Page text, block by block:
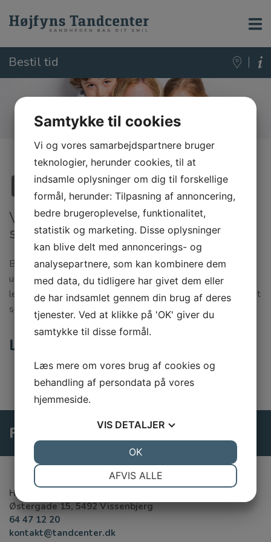
Bestil tid
Bliv en del af os
Vi ønsker at tiltrække gode og
stabile medarbejdere til vores team
Bliv en del af et ambitiøst og motiveret team. Vi er altid på
udkik efter kompetente medarbejdere. Måske er der ingen
ledige stillinger i øjeblikket, men du er altid velkommen til at
sende en ansøgning.
Ledige stillinger
Følg os på Facebook
Højfyns Tandcenter
Østergade 15, 5492 Vissenbjerg
64 47 12 20
kontakt@tandcenter.dk
Samtykke til cookies
Vi og vores samarbejdspartnere bruger
teknologier, herunder cookies, til at
indsamle oplysninger om dig til forskellige
formål, herunder: Tilpasning af annoncering,
bedre brugeroplevelse, funktionalitet,
statistik og marketing. Disse oplysninger
kan blive delt med annoncerings- og
analysepartnere, som kan kombinere dem
med data, du tidligere har givet dem eller
de har indsamlet gennem din brug af deres
tjenester. Ved at klikke på 'OK' giver du
samtykke til disse formål.
Læs mere om vores brug af cookies og
behandling af persondata på vores
hjemmeside.
VIS DETALJER
MARKETING
AFVIS ALLE
OK